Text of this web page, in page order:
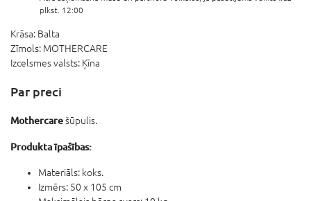
plkst. 12:00
Krāsa: Balta
Zīmols: MOTHERCARE
Izcelsmes valsts: Ķīna
Par preci
Mothercarešūpulis.
Produkta īpašības:
Materiāls: koks.
Izmērs: 50 x 105 cm